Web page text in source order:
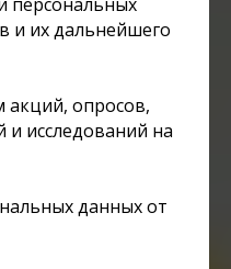
и их дальнейшего
опросов,
исследований на
данных от